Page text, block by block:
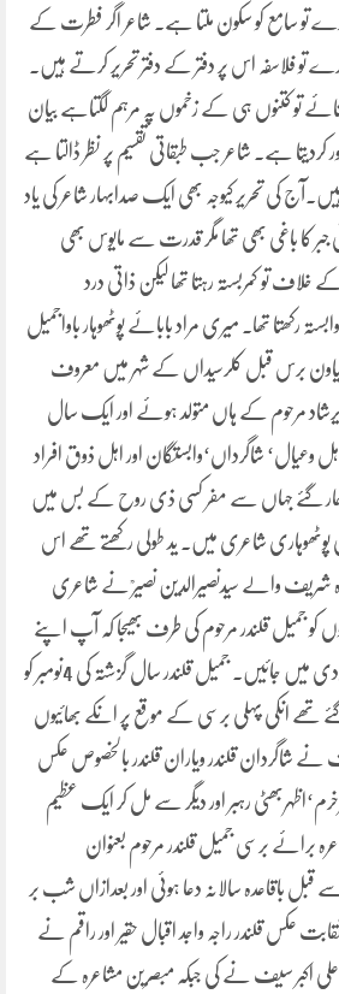
تو سامع کو سکون ملتا ہے۔ شاعر اگر فطرت کے
تو فلاسفہ اس پر دفتر کے دفتر تحریر کرتے ہیں۔
تو کتنوں ہی کے زخموں پہ مرہم لگتاہے بیان
کردیتا ہے۔ شاعر جب طبقاتی تقسیم پر نظر ڈالتا ہے
کی تحریر کیوجہ بھی ایک صدابہار شاعر کی یاد
جبر کا باغی بھی تھا مگر قدرت سے مایوس بھی
خلاف تو کمربستہ رہتا تھا لیکن ذاتی درد
رکھتا تھا۔ میری مراد بابائے پوٹھوہار باواجمیل
برس قبل کلرسیداں کے شہر میں معروف
مرحوم کے ہاں متولد ہوئے اور ایک سال
وعیال‘ شاگرداں‘وابستگان اور اہل ذوق افراد
گئے جہاں سے مفر کسی ذی روح کے بس میں
پوٹھوہاری شاعری میں۔ ید طولی رکھتے تھے اس
شریف والے سیدنصیرالدین نصیرؒ نے شاعری
کو جمیل قلندر مرحوم کی طرف بھیجا کہ آپ اپنے
علاقہ کے جمیل قلندر کی شاگردی میں جائیں۔ جمیل قلندر سال گزشتہ کی 4نومبر کو
انکی پہلی برسی کے موقع پر انکے بھائیوں
نے شاگردان قلندر ویاران قلندر بالخصوص عکس
رہبر اور دیگر سے مل کر ایک عظیم
برائے برسی جمیل قلندر مرحوم بعنوان
سے قبل باقاعدہ سالانہ دعا ہوئی اور بعدازاں شب بر
عکس قلندر راجہ واجد اقبال حقیر اور راقم نے
اکبر سیف نے کی جبکہ مبصرین مشاعرہ کے